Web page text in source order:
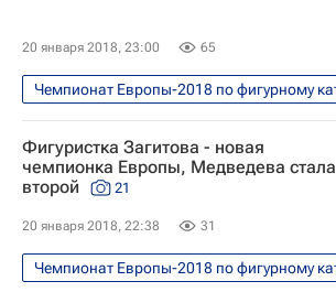
Алина Загитова
Евгения Медведева
20 января 2018, 23:00 65
Фигурное катание
Спорт
Этери Тутберидзе
Чемпионат Европы по фигурному катанию
Алина Загитова
Фигуристка Загитова - новая
чемпионка Европы, Медведева стала
второй
21
20 января 2018, 22:38 31